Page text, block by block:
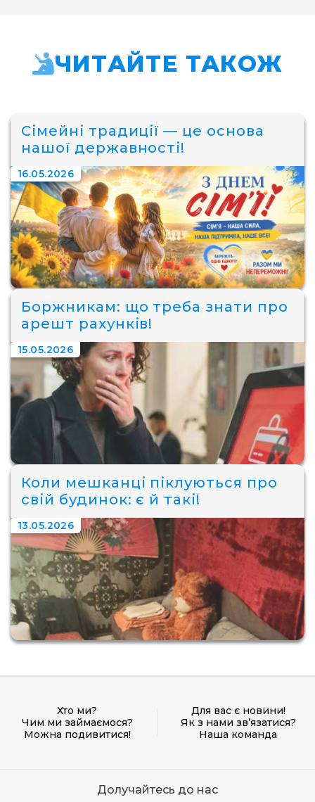
ЧИТАЙТЕ ТАКОЖ
Сімейні традиції — це основа
нашої державності!
16.05.2026
Боржникам: що треба знати про
арешт рахунків!
15.05.2026
Коли мешканці піклуються про
свій будинок: є й такі!
13.05.2026
Хто ми?
Чим ми займаємося?
Можна подивитися!
Для вас є новини!
Як з нами зв’язатися?
Наша команда
Долучайтесь до нас